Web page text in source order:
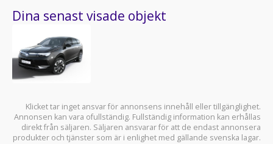
Dina senast visade objekt
Klicket tar inget ansvar för annonsens innehåll eller tillgänglighet.
Annonsen kan vara ofullständig. Fullständig information kan erhållas
direkt från säljaren. Säljaren ansvarar för att de endast annonsera
produkter och tjänster som är i enlighet med gällande svenska lagar.